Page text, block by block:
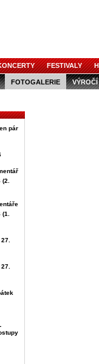
FESTIVALY
FOTOGALERIE VÝROČÍ
pár